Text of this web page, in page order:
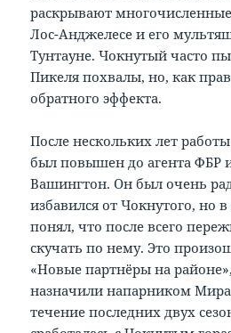
раскрывают
Лос-Анджелесе и его
Тунтауне. Чокнутый часто
Пикеля похвалы, но, как
обратного эффекта.
После нескольких лет
был повышен до агента ФБР
Вашингтон. Он был очень
избавился от Чокнутого, но
понял, что после всего
скучать по нему. Это
«Новые партнёры на
назначили напарником
течение последних двух